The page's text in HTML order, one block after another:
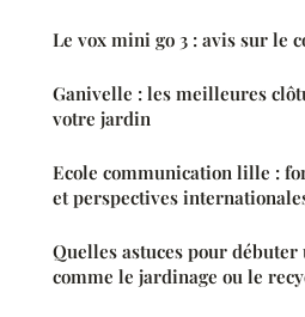
Le vox mini go 3 : avis sur le
Ganivelle : les meilleures
votre jardin
Ecole communication lille :
et perspectives
Quelles astuces pour débuter
comme le jardinage ou le